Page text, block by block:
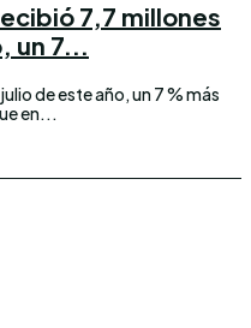
7,7 millones
un 7...
en...